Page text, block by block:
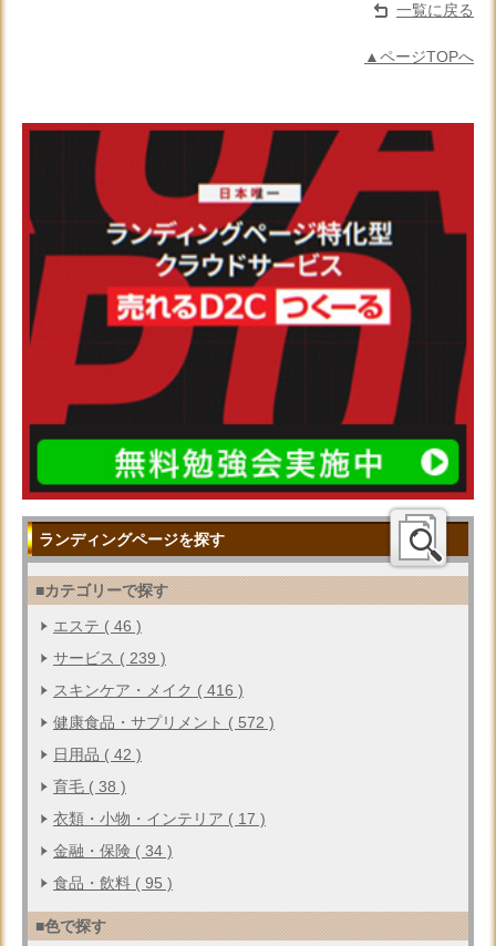
一覧に戻る
▲ページTOPへ
ランディングページを探す
■カテゴリーで探す
エステ ( 46 )
サービス ( 239 )
スキンケア・メイク ( 416 )
健康食品・サプリメント ( 572 )
日用品 ( 42 )
育毛 ( 38 )
衣類・小物・インテリア ( 17 )
金融・保険 ( 34 )
食品・飲料 ( 95 )
■色で探す